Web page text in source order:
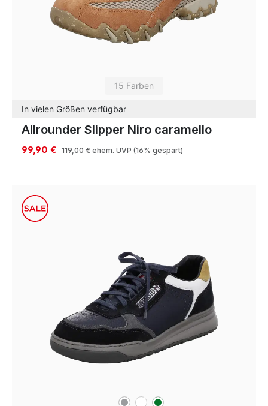
15 Farben
In vielen Größen verfügbar
Allrounder Slipper Niro caramello
99,90 € 119,00 € ehem. UVP (16% gespart)
grauweißgrün